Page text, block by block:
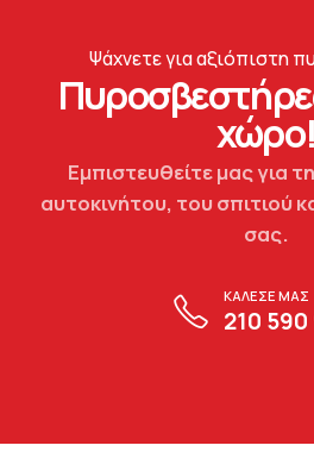
Ψάχνετε για αξιόπιστη
χώρο!
Εμπιστευθείτε μας για
αυτοκινήτου, του σπιτιού
σας.
ΚΑΛΕΣΕ ΜΑΣ
210 590